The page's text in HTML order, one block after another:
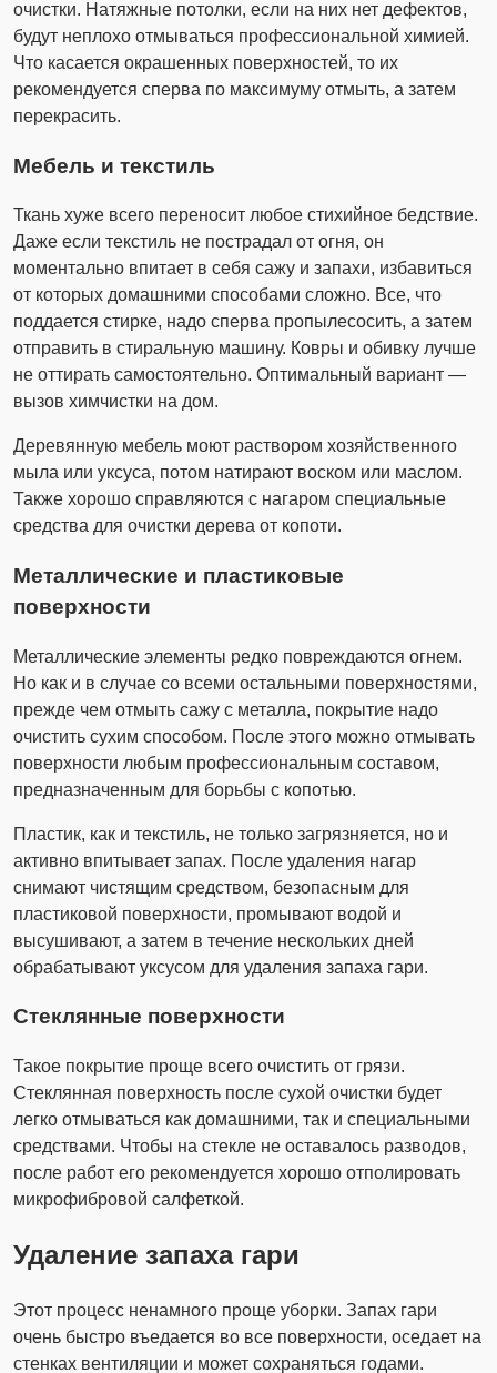
очистки. Натяжные потолки, если на них нет дефектов,
будут неплохо отмываться профессиональной химией.
Что касается окрашенных поверхностей, то их
рекомендуется сперва по максимуму отмыть, а затем
перекрасить.
Мебель и текстиль
Ткань хуже всего переносит любое стихийное бедствие.
Даже если текстиль не пострадал от огня, он
моментально впитает в себя сажу и запахи, избавиться
от которых домашними способами сложно. Все, что
поддается стирке, надо сперва пропылесосить, а затем
отправить в стиральную машину. Ковры и обивку лучше
не оттирать самостоятельно. Оптимальный вариант —
вызов химчистки на дом.
Деревянную мебель моют раствором хозяйственного
мыла или уксуса, потом натирают воском или маслом.
Также хорошо справляются с нагаром специальные
средства для очистки дерева от копоти.
Металлические и пластиковые
поверхности
Металлические элементы редко повреждаются огнем.
Но как и в случае со всеми остальными поверхностями,
прежде чем отмыть сажу с металла, покрытие надо
очистить сухим способом. После этого можно отмывать
поверхности любым профессиональным составом,
предназначенным для борьбы с копотью.
Пластик, как и текстиль, не только загрязняется, но и
активно впитывает запах. После удаления нагар
снимают чистящим средством, безопасным для
пластиковой поверхности, промывают водой и
высушивают, а затем в течение нескольких дней
обрабатывают уксусом для удаления запаха гари.
Стеклянные поверхности
Такое покрытие проще всего очистить от грязи.
Стеклянная поверхность после сухой очистки будет
легко отмываться как домашними, так и специальными
средствами. Чтобы на стекле не оставалось разводов,
после работ его рекомендуется хорошо отполировать
микрофибровой салфеткой.
Удаление запаха гари
Этот процесс ненамного проще уборки. Запах гари
очень быстро въедается во все поверхности, оседает на
стенках вентиляции и может сохраняться годами.